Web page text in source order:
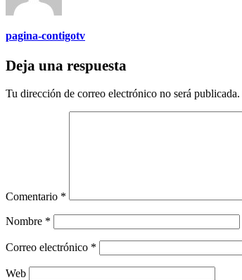
pagina-contigotv
Deja una respuesta
Tu dirección de correo electrónico no será publicada.
Comentario *
Nombre *
Correo electrónico *
Web